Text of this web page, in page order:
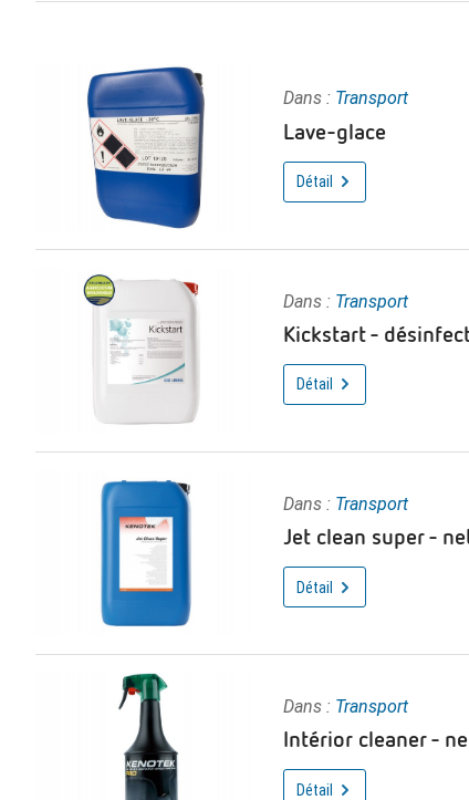
Dans : Transport
Lave-glace
Détail
Dans : Transport
Kickstart -
Détail
Dans : Transport
Jet clean super -
Détail
Dans : Transport
Intérior cleaner -
Détail